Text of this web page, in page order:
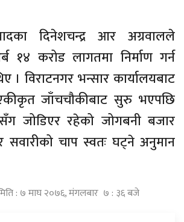
दिनेशचन्द्र आर अग्रवालले
१४ करोड लागतमा निर्माण गर्न
। विराटनगर भन्सार कार्यालयबाट
जाँचचौकीबाट सुरु भएपछि
जोडिएर रहेको जोगबनी बजार
चाप स्वतः घट्ने अनुमान
: ७ माघ २०७६, मंगलबार ७ : ३६ बजे